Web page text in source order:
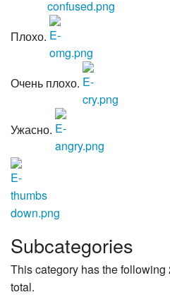
Плохо.
Очень плохо.
Ужасно.
Subcategories
This category has the
total.